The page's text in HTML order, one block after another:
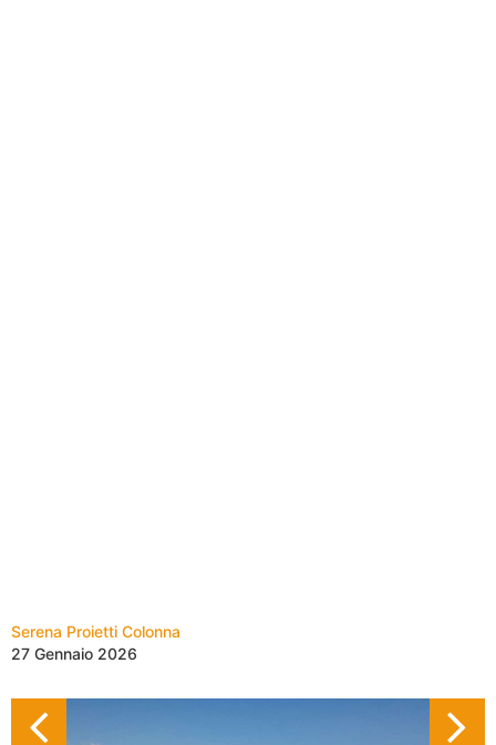
Serena Proietti Colonna
27 Gennaio 2026